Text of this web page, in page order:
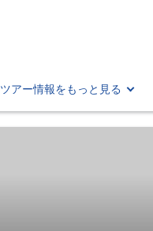
ツアー情報をもっと見る